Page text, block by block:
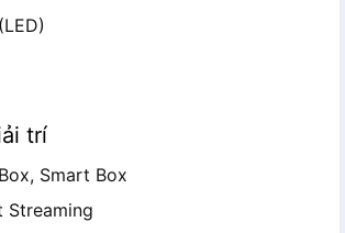
trí
Smart Box
Streaming